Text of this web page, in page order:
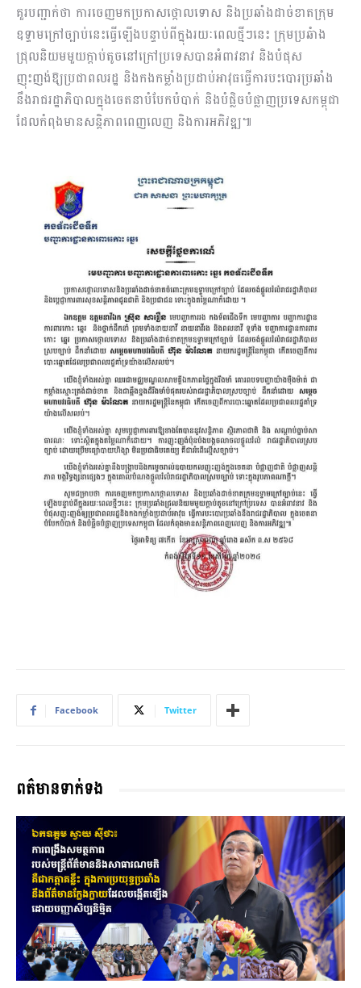
គួរបញ្ជាក់ថា ការចេញមកប្រកាសថ្កោលទោស និងប្រឆាំងដាច់ខាតក្រុម
ឧទ្ទាមក្រៅច្បាប់នេះធ្វើឡើងបន្ទាប់ពីក្នុងរយៈពេលថ្មីៗនេះ ក្រុមប្រឆំាង
ជ្រុលនិយមមួយក្តាប់តូចនៅក្រៅប្រទេសបានអំពាវនាវ និងបំផុស
ញុះញង់ឱ្យប្រជាពលរដ្ឋ និងកងកម្លាំងប្រដាប់អាវុធធ្វើការបះបោរប្រឆាំង
នឹងរាជរដ្ឋាភិបាលក្នុងចេតនាបំបែកបំបាក់ និងបំផ្លិចបំផ្លាញប្រទេសកម្ពុជា
ដែលកំពុងមានសន្តិភាពពេញលេញ និងការអភិវឌ្ឍ៕
Facebook Twitter
ពត៌មានទាក់ទង